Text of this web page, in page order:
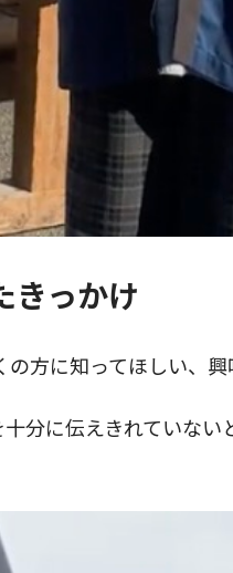
っかけ
方に知ってほしい、
分に伝えきれていな